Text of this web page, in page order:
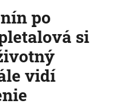
po
si
vidí